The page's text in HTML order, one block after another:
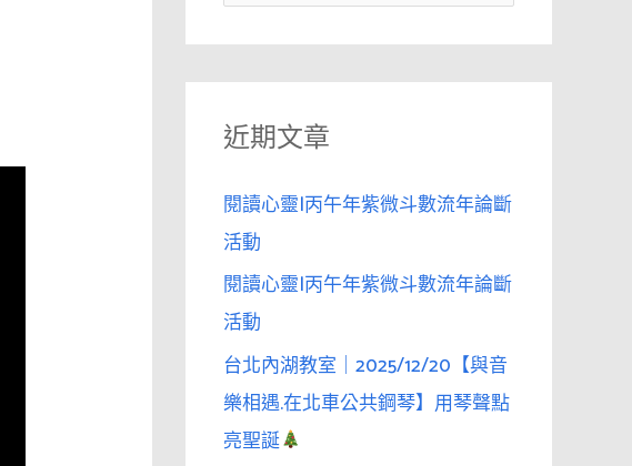
尋
關
鍵
字
近期文章
閱讀心靈|丙午年紫微斗數流年論斷
活動
閱讀心靈|丙午年紫微斗數流年論斷
活動
台北內湖教室｜2025/12/20【與音
樂相遇.在北車公共鋼琴】用琴聲點
亮聖誕